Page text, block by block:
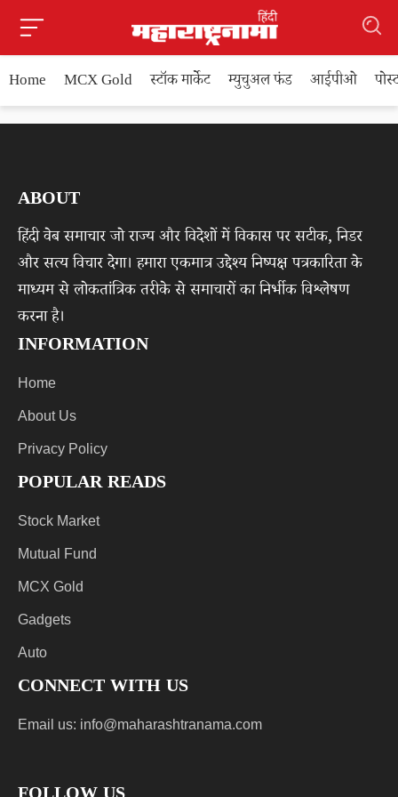
Home MCX Gold स्टॉक मार्केट म्युचुअल फंड आईपीओ
ABOUT
हिंदी वेब समाचार जो राज्य और विदेशों में विकास पर सटीक, निडर
और सत्य विचार देगा। हमारा एकमात्र उद्देश्य निष्पक्ष पत्रकारिता के
माध्यम से लोकतांत्रिक तरीके से समाचारों का निर्भीक विश्लेषण
करना है।
INFORMATION
Home
About Us
Privacy Policy
POPULAR READS
Stock Market
Mutual Fund
MCX Gold
Gadgets
Auto
CONNECT WITH US
Email us: info@maharashtranama.com